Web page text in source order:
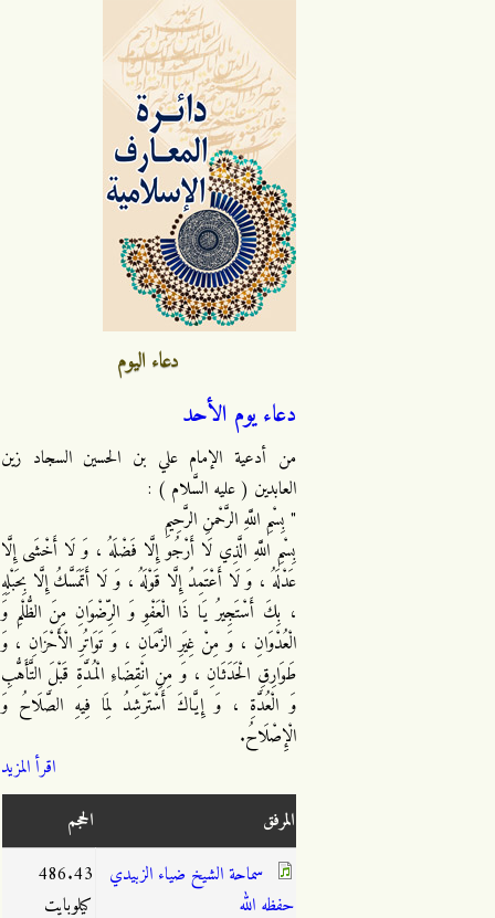
دعاء اليوم
دعاء يوم الأحد
من أدعية الإمام علي بن الحسين السجاد زين
العابدين ( عليه السَّلام ) :
" بِسْمِ اللَّهِ الرَّحْمنِ الرَّحِيمِ
بِسْمِ اللَّهِ الَّذِي لَا أَرْجُو إِلَّا فَضْلَهُ ، وَ لَا أَخْشَى إِلَّا
عَدْلَهُ ، وَ لَا أَعْتَمِدُ إِلَّا قَوْلَهُ ، وَ لَا أَتَمَسَّكُ إِلَّا بِحَبْلِهِ
، بِكَ أَسْتَجِيرُ يَا ذَا الْعَفْوِ وَ الرِّضْوَانِ مِنَ الظُّلْمِ وَ
الْعُدْوَانِ ، وَ مِنْ غِيَرِ الزَّمَانِ ، وَ تَوَاتُرِ الْأَحْزَانِ ، وَ
طَوَارِقِ الْحَدَثَانِ ، وَ مِنِ انْقِضَاءِ الْمُدَّةِ قَبْلَ التَّأَهُّبِ
وَ الْعُدَّةِ ، وَ إِيَّاكَ أَسْتَرْشِدُ لِمَا فِيهِ الصَّلَاحُ وَ
الْإِصْلَاحُ.
اقرأ المزيد
المرفق
الحجم
سماحة الشيخ ضياء الزبيدي
حفظه الله
486.43
كيلوبايت